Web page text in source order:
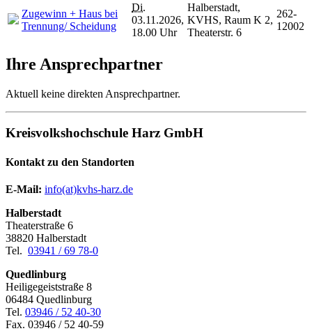
Zugewinn + Haus bei
Trennung/ Scheidung
Di.
03.11.2026,
18.00 Uhr
Halberstadt,
KVHS, Raum K 2,
Theaterstr. 6
262-
12002
Ihre Ansprechpartner
Aktuell keine direkten Ansprechpartner.
Kreisvolkshochschule Harz GmbH
Kontakt zu den Standorten
E-Mail: info(at)kvhs-harz.de
Halberstadt
Theaterstraße 6
38820 Halberstadt
Tel. 03941 / 69 78-0
Quedlinburg
Heiligegeiststraße 8
06484 Quedlinburg
Tel. 03946 / 52 40-30
Fax. 03946 / 52 40-59